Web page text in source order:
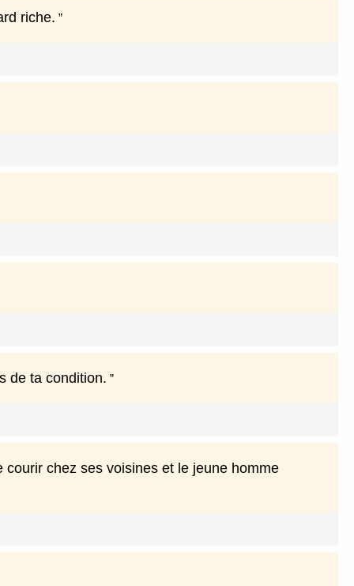
riche.
de ta condition.
chez ses voisines et le jeune homme